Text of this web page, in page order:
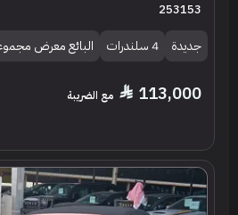
253153
جديدة 4 سلندرات البائع معرض
113,000 مع الضريبة